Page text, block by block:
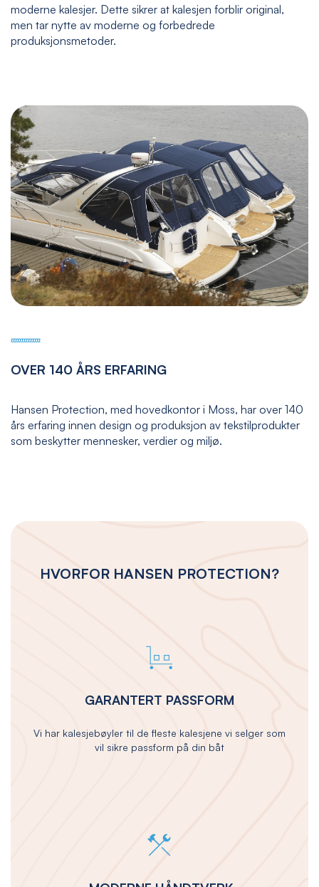
moderne kalesjer. Dette sikrer at kalesjen forblir original,
men tar nytte av moderne og forbedrede
produksjonsmetoder.
OVER 140 ÅRS ERFARING
Hansen Protection, med hovedkontor i Moss, har over 140
års erfaring innen design og produksjon av tekstilprodukter
som beskytter mennesker, verdier og miljø.
HVORFOR HANSEN PROTECTION?
GARANTERT PASSFORM
Vi har kalesjebøyler til de fleste kalesjene vi selger som
vil sikre passform på din båt